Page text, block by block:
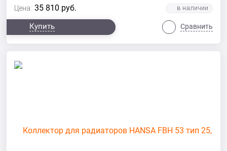
Цена: 35 810 руб.
Купить Сравнить